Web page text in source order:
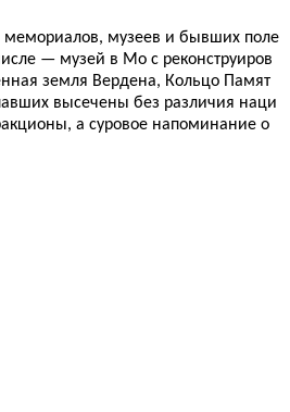
мемориалов, музеев и бывших поле
— музей в Мо с реконструиров
земля Вердена, Кольцо Памят
высечены без различия наци
а суровое напоминание о